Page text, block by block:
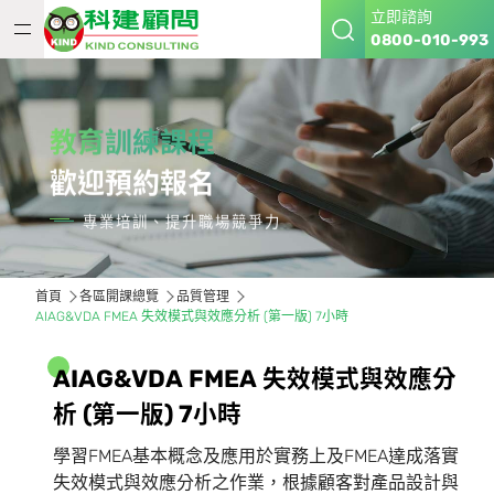
立即諮詢
0800-010-993
教育訓練課程
歡迎預約報名
專業培訓、提升職場競爭力
首頁 各區開課總覽
品質管理
AIAG&VDA FMEA 失效模式與效應分析 (第一版) 7小時
AIAG&VDA FMEA 失效模式與效應分
析 (第一版) 7小時
學習FMEA基本概念及應用於實務上及FMEA達成落實
失效模式與效應分析之作業，根據顧客對產品設計與